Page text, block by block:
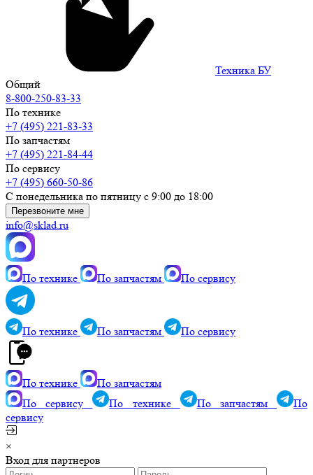
Техника БУ
Общий
8-800-250-83-33
По технике
+7 (495) 221-83-33
По запчастям
+7 (495) 221-84-44
По сервису
+7 (495) 660-50-86
С понедельника по пятницу с 9:00 до 18:00
Перезвоните мне
info@sklad.ru
По технике По запчастям По сервису
По технике По запчастям По сервису
По технике
По запчастям
По сервису
По технике По запчастям
По
сервису
×
Вход для партнеров